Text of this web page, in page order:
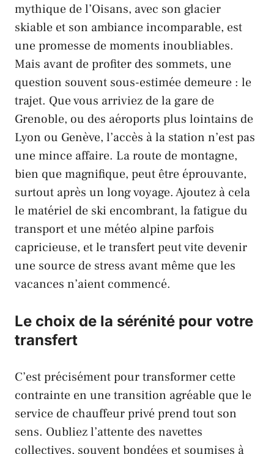
mythique de l’Oisans, avec son glacier
skiable et son ambiance incomparable, est
une promesse de moments inoubliables.
Mais avant de profiter des sommets, une
question souvent sous-estimée demeure : le
trajet. Que vous arriviez de la gare de
Grenoble, ou des aéroports plus lointains de
Lyon ou Genève, l’accès à la station n’est pas
une mince affaire. La route de montagne,
bien que magnifique, peut être éprouvante,
surtout après un long voyage. Ajoutez à cela
le matériel de ski encombrant, la fatigue du
transport et une météo alpine parfois
capricieuse, et le transfert peut vite devenir
une source de stress avant même que les
vacances n’aient commencé.
Le choix de la sérénité pour votre
transfert
C’est précisément pour transformer cette
contrainte en une transition agréable que le
service de chauffeur privéprend tout son
sens. Oubliez l’attente des navettes
collectives, souvent bondées et soumises à